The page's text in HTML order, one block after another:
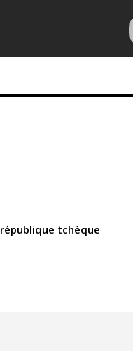
république tchèque